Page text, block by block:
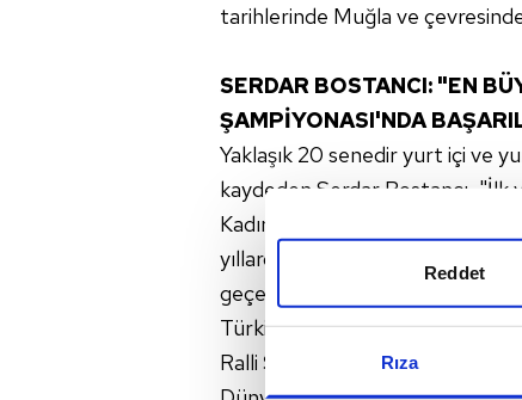
Rıza
Reddet
tarihlerinde Muğla ve
SERDAR BOSTANCI: "EN
ŞAMPİYONASI'NDA
Yaklaşık 20 senedir yurt içi ve
kaydeden Serdar Bostancı, "İlk
Kadın Pilotlar, Genç Pilotlar
yıllarda yurt dışına açıldık.
geçen sene de Avrupa Ralli
Türkiye'ye Dünya Ralli
Ralli Şampiyonası'na